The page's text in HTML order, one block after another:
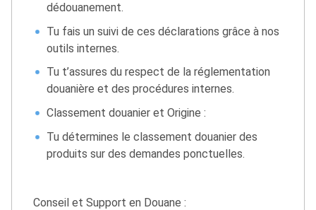
dédouanement.
Tu fais un suivi de ces déclarations grâce à nos
outils internes.
Tu t’assures du respect de la réglementation
douanière et des procédures internes.
Classement douanier et Origine :
Tu détermines le classement douanier des
produits sur des demandes ponctuelles.
Conseil et Support en Douane :